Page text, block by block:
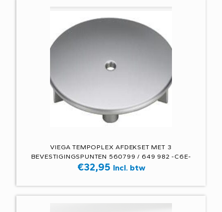
VIEGA TEMPOPLEX AFDEKSET MET 3
BEVESTIGINGSPUNTEN 560799 / 649 982 -C6E-
€32,95 Incl. btw